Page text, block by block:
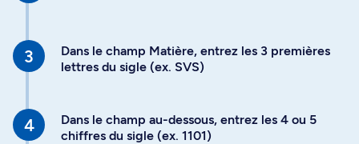
Dans le champ Matière, entrez les 3 premières
lettres du sigle (ex. SVS)
Dans le champ au-dessous, entrez les 4 ou 5
chiffres du sigle (ex. 1101)